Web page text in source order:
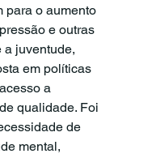
para o aumento
e outras
a juventude,
em políticas
a
qualidade. Foi
de
mental,